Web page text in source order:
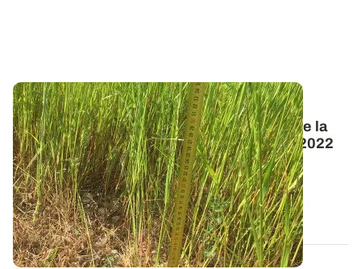
PROJET TERMINÉ
Observatoire Phosphobio : présentation de la
campagne de prélèvements de végétaux 2022
En complément de l’analyse de terre réalisée sur
l’ensemble des parcelles de l...
13 DÉC. 2022